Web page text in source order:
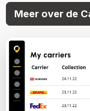
Meer over de